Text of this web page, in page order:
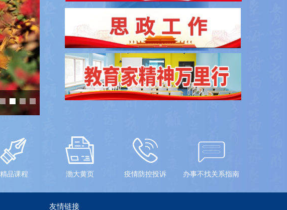
精品课程 渤大黄页 疫情防控投诉 办事不找关系指南
友情链接